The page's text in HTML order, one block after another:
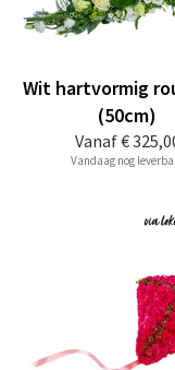
Vanaf€
Wit hartvormig
(50cm)
Vandaag nog